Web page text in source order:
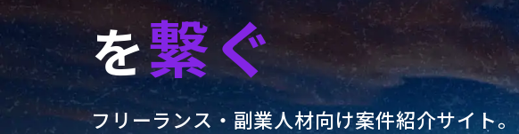
を繋ぐ
フリーランス・副業人材向け案件紹介サイト。